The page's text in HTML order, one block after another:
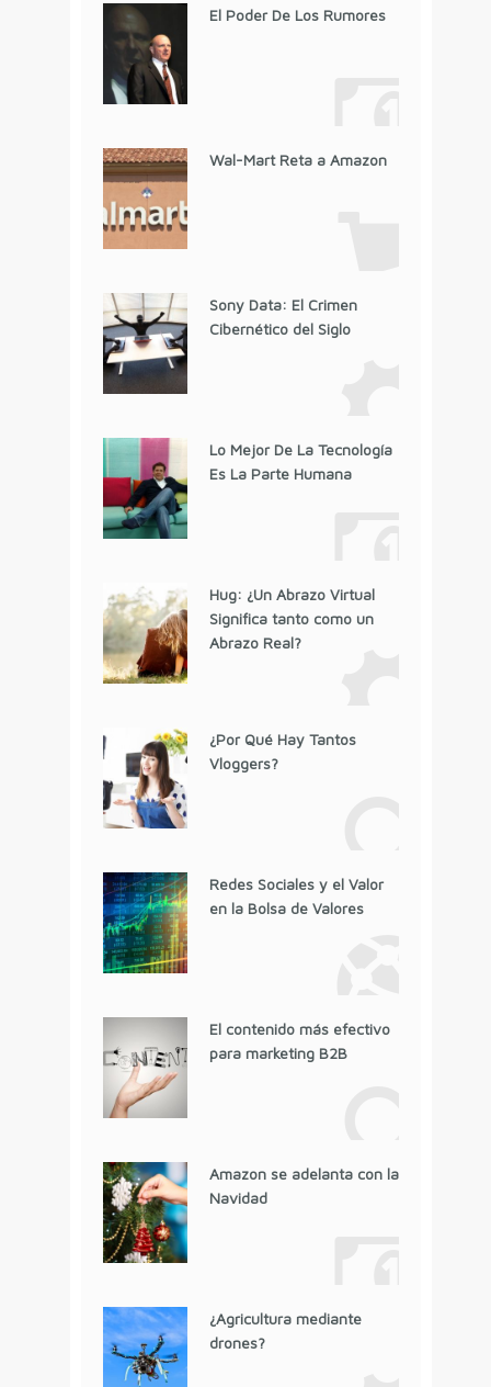
El Poder De Los Rumores
Wal-Mart Reta a Amazon
Sony Data: El Crimen
Cibernético del Siglo
Lo Mejor De La Tecnología
Es La Parte Humana
Hug: ¿Un Abrazo Virtual
Significa tanto como un
Abrazo Real?
¿Por Qué Hay Tantos
Vloggers?
Redes Sociales y el Valor
en la Bolsa de Valores
El contenido más efectivo
para marketing B2B
Amazon se adelanta con la
Navidad
¿Agricultura mediante
drones?